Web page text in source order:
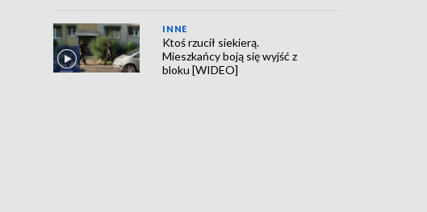
INNE
Ktoś rzucił siekierą.
Mieszkańcy boją się wyjść z
bloku [WIDEO]